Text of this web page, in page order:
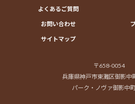
よくあるご質問
お問い合わせ
サイトマップ
〒658-0054
兵庫県神戸市東灘区御影中
パーク・ノヴァ御影中